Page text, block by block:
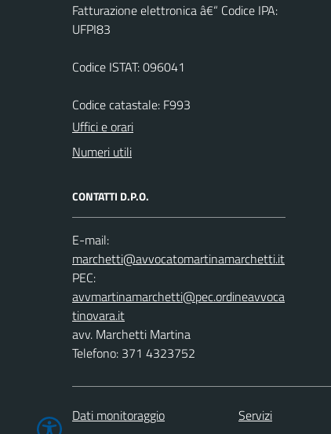
Fatturazione elettronica â€“ Codice IPA:
UFPI83
Codice ISTAT: 096041
Codice catastale: F993
Uffici e orari
Numeri utili
CONTATTI D.P.O.
E-mail:
PEC:
avv. Marchetti Martina
Telefono: 371 4323752
Dati monitoraggio Servizi